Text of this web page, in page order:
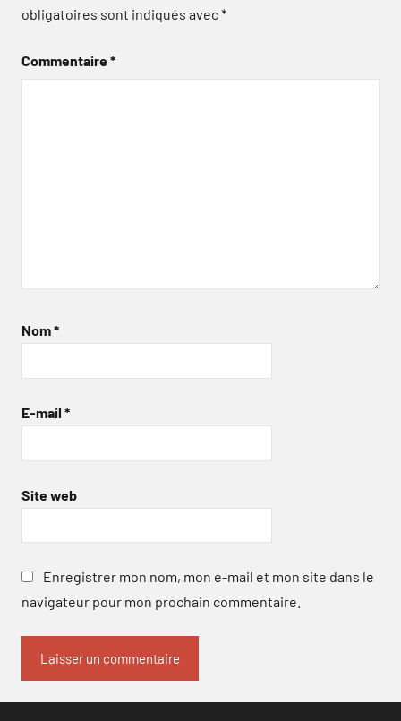
obligatoires sont indiqués avec*
Commentaire*
Nom*
E-mail *
Site web
Enregistrer mon nom, mon e-mail et mon site dans le
navigateur pour mon prochain commentaire.